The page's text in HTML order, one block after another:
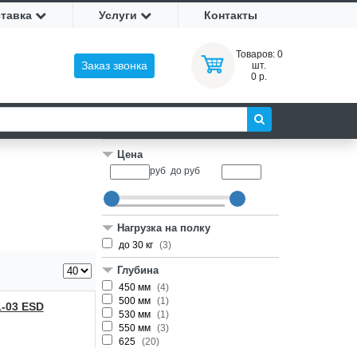
Услуги Контакты
Заказ звонка
Товаров: 0
шт.
0 р.
03 ESD
Цена
руб до руб
Нагрузка на полку
до 30 кг (3)
Глубина
450 мм (4)
500 мм (1)
530 мм (1)
550 мм (3)
625 (20)